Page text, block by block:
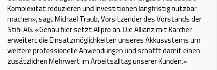
Komplexität reduzieren und Investitionen langfristig nutzbar
machen», sagt Michael Traub, Vorsitzender des Vorstands der
Stihl AG. «Genau hier setzt Allpro an. Die Allianz mit Kärcher
erweitert die Einsatzmöglichkeiten unseres Akkusystems um
weitere professionelle Anwendungen und schafft damit einen
zusätzlichen Mehrwert im Arbeitsalltag unserer Kunden.»